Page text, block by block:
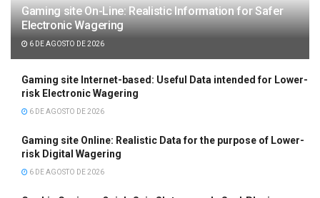
Gaming site On-Line: Realistic Information for Safer
Electronic Wagering
6 DE AGOSTO DE 2026
Gaming site Internet-based: Useful Data intended for Lower-
risk Electronic Wagering
6 DE AGOSTO DE 2026
Gaming site Online: Realistic Data for the purpose of Lower-
risk Digital Wagering
6 DE AGOSTO DE 2026